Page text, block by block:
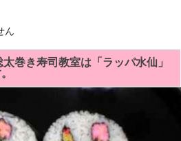
ん
巻き寿司教室は「ラッパ水仙」